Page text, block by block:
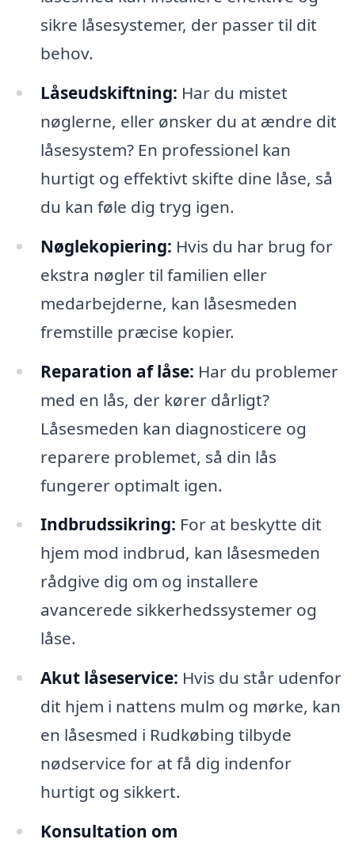
sikre låsesystemer, der passer til dit
behov.
Låseudskiftning: Har du mistet
nøglerne, eller ønsker du at ændre dit
låsesystem? En professionel kan
hurtigt og effektivt skifte dine låse, så
du kan føle dig tryg igen.
Nøglekopiering: Hvis du har brug for
ekstra nøgler til familien eller
medarbejderne, kan låsesmeden
fremstille præcise kopier.
Reparation af låse: Har du problemer
med en lås, der kører dårligt?
Låsesmeden kan diagnosticere og
reparere problemet, så din lås
fungerer optimalt igen.
Indbrudssikring: For at beskytte dit
hjem mod indbrud, kan låsesmeden
rådgive dig om og installere
avancerede sikkerhedssystemer og
låse.
Akut låseservice: Hvis du står udenfor
dit hjem i nattens mulm og mørke, kan
en låsesmed i Rudkøbing tilbyde
nødservice for at få dig indenfor
hurtigt og sikkert.
Konsultation om